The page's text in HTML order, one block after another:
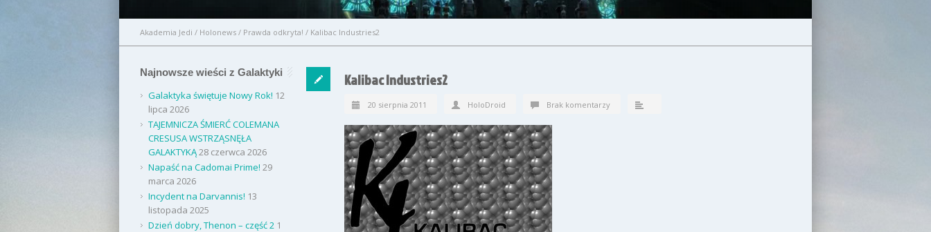
Akademia Jedi / Holonews / Prawda odkryta! / Kalibac Industries2
Kalibac Industries2
20 sierpnia 2011 HoloDroid Brak komentarzy
Najnowsze wieści z Galaktyki
Galaktyka świętuje Nowy Rok! 12
lipca 2026
TAJEMNICZA ŚMIERĆ COLEMANA
CRESUSA WSTRZĄSNĘŁA
GALAKTYKĄ28 czerwca 2026
Napaść na Cadomai Prime! 29
marca 2026
Incydent na Darvannis! 13
listopada 2025
Dzień dobry, Thenon – część 2 1